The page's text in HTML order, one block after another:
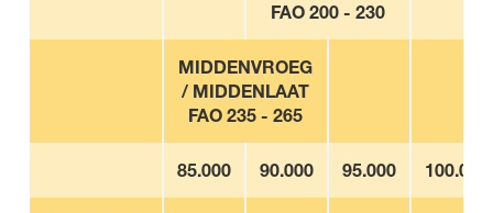
FAO 200 - 230
MIDDENVROEG
/ MIDDENLAAT
FAO 235 - 265
85.000 90.000 95.000 100.000